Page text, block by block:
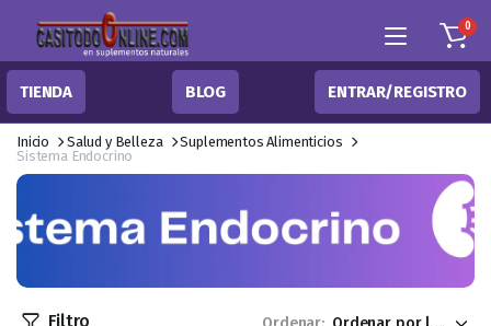
0
TIENDA BLOG ENTRAR/REGISTRO
Inicio Salud y Belleza
Suplementos Alimenticios
Sistema Endocrino
Filtro